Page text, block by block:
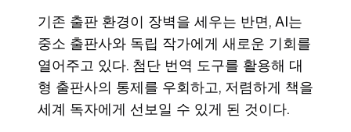
기존 출판 환경이 장벽을 세우는 반면, AI는
중소 출판사와 독립 작가에게 새로운 기회를
열어주고 있다. 첨단 번역 도구를 활용해 대
형 출판사의 통제를 우회하고, 저렴하게 책을
세계 독자에게 선보일 수 있게 된 것이다.